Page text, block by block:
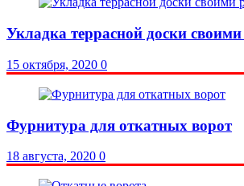
Укладка террасной доски
15 октября, 2020 0
Фурнитура для откатных ворот
18 августа, 2020 0